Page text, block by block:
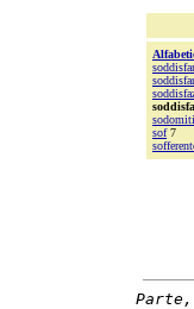
sodomiti
sof7